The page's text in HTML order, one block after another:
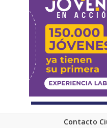
Contacto